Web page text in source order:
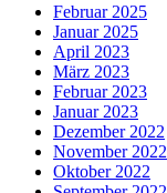
Februar 2025
Januar 2025
April 2023
März 2023
Februar 2023
Januar 2023
Dezember 2022
November 2022
Oktober 2022